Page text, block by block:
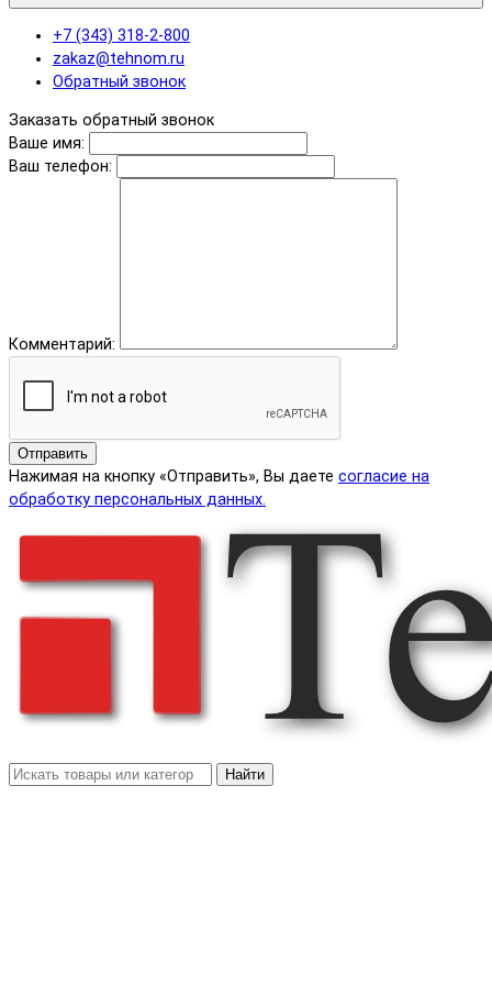
+7 (343) 318-2-800
zakaz@tehnom.ru
Обратный звонок
Заказать обратный звонок
Ваше имя:
Ваш телефон:
Комментарий:
Отправить
Нажимая на кнопку «Отправить», Вы даете согласие на
обработку персональных данных.
Найти